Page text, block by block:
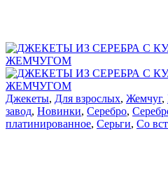
Джекеты, Для взрослых, Жемчуг,
завод, Новинки, Серебро,
платинированное, Серьги, Со